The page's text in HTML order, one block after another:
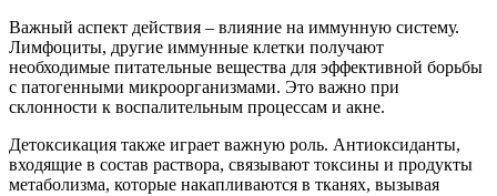
Важный аспект действия – влияние на иммунную систему.
Лимфоциты, другие иммунные клетки получают
необходимые питательные вещества для эффективной борьбы
с патогенными микроорганизмами. Это важно при
склонности к воспалительным процессам и акне.
Детоксикация также играет важную роль. Антиоксиданты,
входящие в состав раствора, связывают токсины и продукты
метаболизма, которые накапливаются в тканях, вызывая